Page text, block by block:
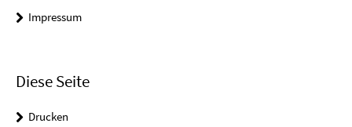
Impressum
Diese Seite
Drucken